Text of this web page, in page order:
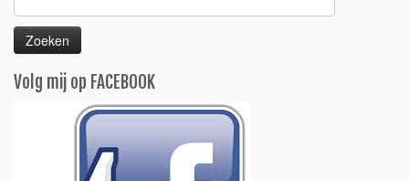
naar:
Volg mij op FACEBOOK